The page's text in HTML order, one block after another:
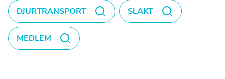
DJURTRANSPORT SLAKT
MEDLEM